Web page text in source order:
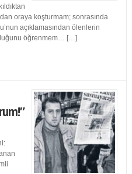
oraya koşturmam; sonrasında
açıklamasından ölenlerin
öğrenmem… […]